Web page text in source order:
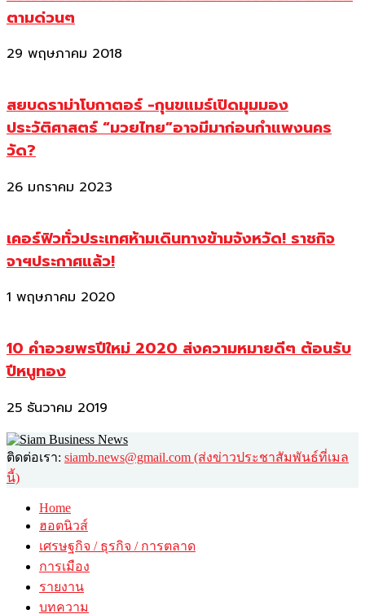
ตามด่วนๆ
29 พฤษภาคม 2018
สยบดราม่าโบกาตอร์ -กุนขแมร์เปิดมุมมอง
ประวัติศาสตร์ “มวยไทย”อาจมีมาก่อนกำแพงนคร
วัด?
26 มกราคม 2023
เคอร์ฟิวทั่วประเทศห้ามเดินทางข้ามจังหวัด! ราชกิจ
จาฯประกาศแล้ว!
1 พฤษภาคม 2020
10 คำอวยพรปีใหม่ 2020 ส่งความหมายดีๆ ต้อนรับ
ปีหนูทอง
25 ธันวาคม 2019
ติดต่อเรา: siamb.news@gmail.com (ส่งข่าวประชาสัมพันธ์ที่เมล
นี้)
Home
ฮอตนิวส์
เศรษฐกิจ / ธุรกิจ / การตลาด
การเมือง
รายงาน
บทความ